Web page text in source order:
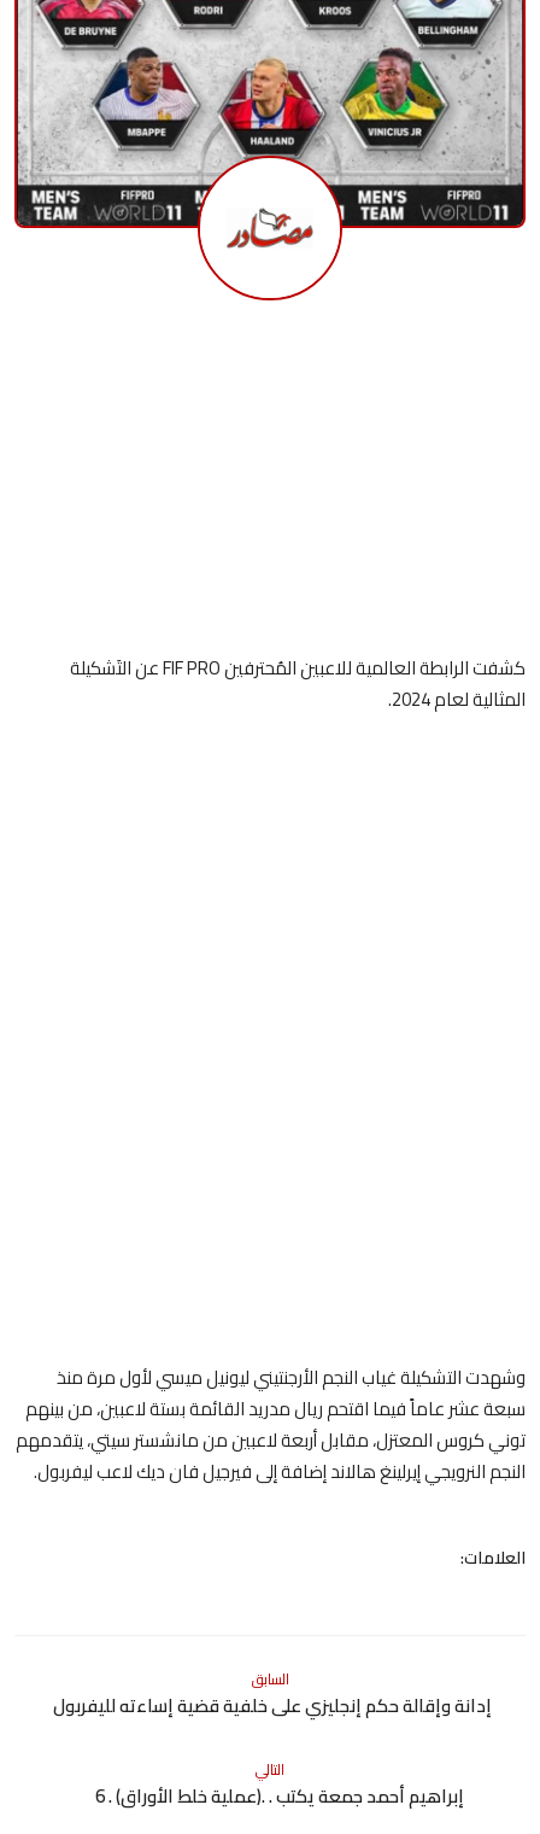
كشفت الرابطة العالمية للاعبين المُحترفين FIF PRO عن التَشكيلة
المثالية لعام 2024.
وشهدت التشكيلة غياب النجم الأرجنتيني ليونيل ميسي لأول مرة منذ
سبعة عشر عاماً فيما اقتحم ريال مدريد القائمة بستة لاعبين، من بينهم
توني كروس المعتزل، مقابل أربعة لاعبين من مانشستر سيتي، يتقدمهم
النجم النرويجي إيرلينغ هالاند إضافة إلى فيرجيل فان ديك لاعب ليفربول.
العلامات:
السابق
إدانة وإقالة حكم إنجليزي على خلفية قضية إساءته لليفربول
التالي
إبراهيم أحمد جمعة يكتب . .(عملية خلط الأوراق) . 6